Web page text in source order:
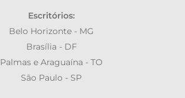
Escritórios:
Belo Horizonte - MG
Brasília - DF
Palmas e Araguaína - TO
São Paulo - SP